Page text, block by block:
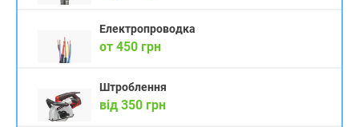
Електропроводка
от 450 грн
Штроблення
від 350 грн